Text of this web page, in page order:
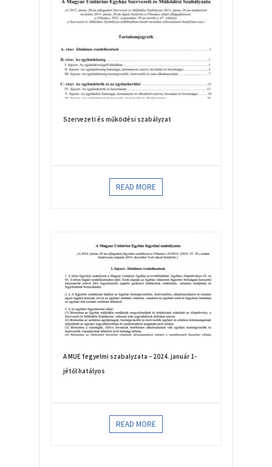
Szervezeti és működési szabályzat
READ MORE
A MUE fegyelmi szabalyzata – 2024. január 1-
jétől hatályos
READ MORE